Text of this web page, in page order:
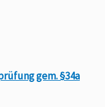
gem. §34a